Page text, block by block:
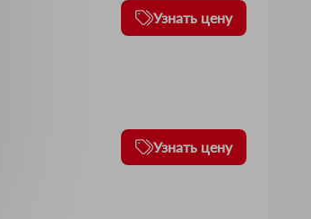
Узнать цену
Узнать цену